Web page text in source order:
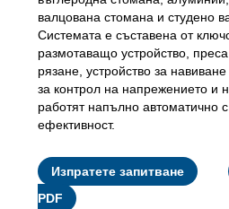
валцована стомана и студено
Системата е съставена от
размотаващо устройство,
рязане, устройство за
за контрол на напрежението и
работят напълно автоматично
ефективност.
Изпратете запитване
PDF